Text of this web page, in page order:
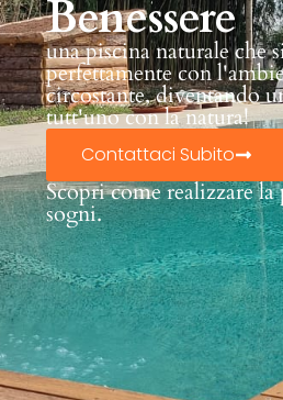
Benessere
una piscina naturale che
perfettamente con
circostante, diventando
tutt'uno con la natura!
Contattaci Subito
Scopri come realizzare
sogni.